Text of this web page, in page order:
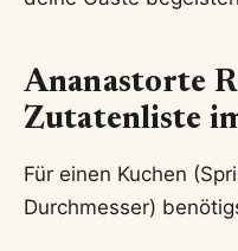
Ananastorte
Zutatenliste
Für einen Kuchen
Durchmesser)